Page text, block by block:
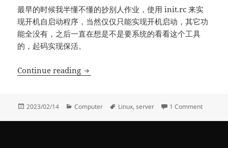
最早的时候我半懂不懂的抄别人作业，使用 init.rc 来实
现开机自启动程序，当然仅仅只能实现开机启动，其它功
能全没有，之后一直在想是不是要系统的看看这个工具
的，起码实现保活。
Continue reading Linux 程序开机启动并保活：Systemd 进
Posted
2023/02/14 Categories
Computer Tags
Linux,server 1 Commenton Linux